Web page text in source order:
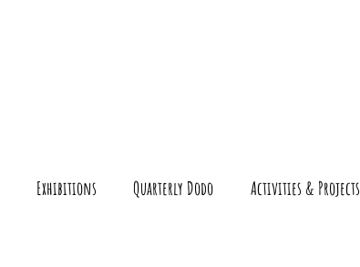
Exhibitions Quarterly Dodo Activities & Projects